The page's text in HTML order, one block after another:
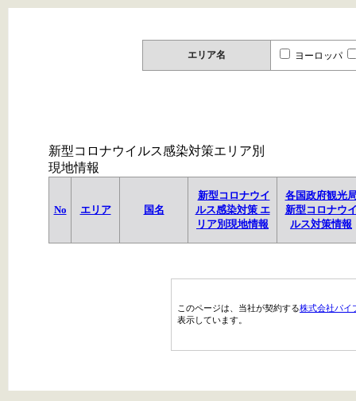
エリア名 ヨーロッパ
新型コロナウイルス感染対策エリア別
現地情報
No エリア 国名
新型コロナウイ
ルス感染対策 エ
リア別現地情報
各国政府観光
新型コロナウ
ルス対策情報
このページは、当社が契約する株式会社パイ
表示しています。